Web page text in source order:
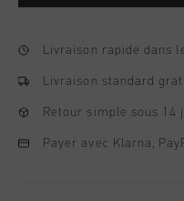
Livraison rapide dans
Livraison standard
Retour simple sous 14
Payer avec Klarna,